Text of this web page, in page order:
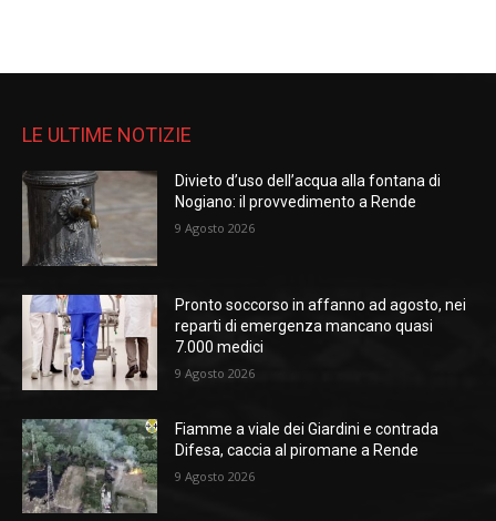
LE ULTIME NOTIZIE
Divieto d’uso dell’acqua alla fontana di
Nogiano: il provvedimento a Rende
9 Agosto 2026
Pronto soccorso in affanno ad agosto, nei
reparti di emergenza mancano quasi
7.000 medici
9 Agosto 2026
Fiamme a viale dei Giardini e contrada
Difesa, caccia al piromane a Rende
9 Agosto 2026